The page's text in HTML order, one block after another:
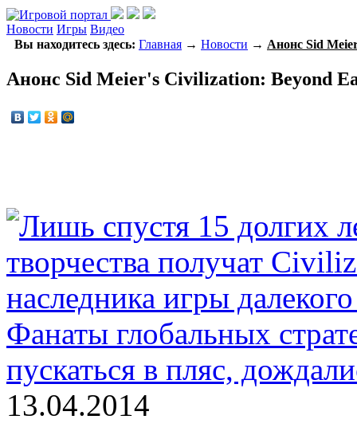
Новости Игры Видео
Вы находитесь здесь: Главная → Новости → Анонс Sid
Анонс Sid Meier's Civilization: Beyond
13.04.2014